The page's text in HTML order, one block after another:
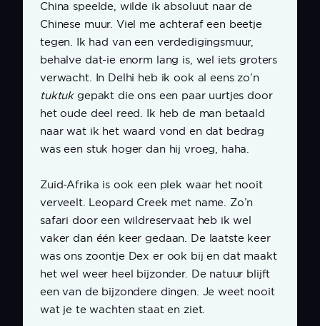
China speelde, wilde ik absoluut naar de
Chinese muur. Viel me achteraf een beetje
tegen. Ik had van een verdedigingsmuur,
behalve dat-ie enorm lang is, wel iets groters
verwacht. In Delhi heb ik ook al eens zo’n
tuktukgepakt die ons een paar uurtjes door
het oude deel reed. Ik heb de man betaald
naar wat ik het waard vond en dat bedrag
was een stuk hoger dan hij vroeg, haha.
Zuid-Afrika is ook een plek waar het nooit
verveelt. Leopard Creek met name. Zo’n
safari door een wildreservaat heb ik wel
vaker dan één keer gedaan. De laatste keer
was ons zoontje Dex er ook bij en dat maakt
het wel weer heel bijzonder. De natuur blijft
een van de bijzondere dingen. Je weet nooit
wat je te wachten staat en ziet.